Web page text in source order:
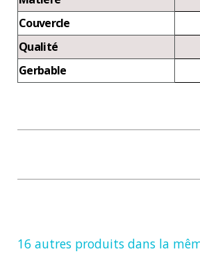
Couvercle
Qualité
Gerbable
16 autres produits dans la